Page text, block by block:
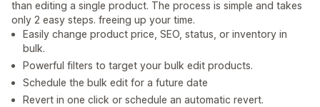
than editing a single product. The process is simple and takes
only 2 easy steps. freeing up your time.
Easily change product price, SEO, status, or inventory in
bulk.
Powerful filters to target your bulk edit products.
Schedule the bulk edit for a future date
Revert in one click or schedule an automatic revert.